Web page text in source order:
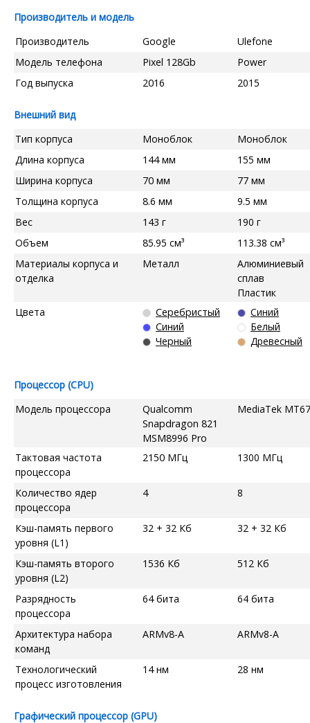
Производитель и модель
Производитель
Google
Ulefone
Модель телефона
Pixel 128Gb
Power
Год выпуска
2016 2015
Внешний вид
Тип корпуса
Моноблок
Моноблок
Длина корпуса
144 мм
155 мм
Ширина корпуса
70 мм
77 мм
Толщина корпуса
8.6 мм
9.5 мм
Вес
143 г
190 г
Объем
85.95 см³
113.38 см³
Материалы корпуса и
отделка
Металл
Алюминиевый
сплав
Пластик
Цвета
Серебристый
Синий
Черный
Синий
Белый
Древесный
Процессор (CPU)
Модель процессора
Qualcomm
Snapdragon 821
MSM8996 Pro
MediaTek
Тактовая частота
процессора
2150 МГц 1300 МГц
Количество ядер
процессора
4 8
Кэш-память первого
уровня (L1)
32 + 32 Кб 32 + 32 Кб
Кэш-память второго
уровня (L2)
1536 Кб 512 Кб
Разрядность
процессора
64 бита 64 бита
Архитектура набора
команд
ARMv8-A ARMv8-A
Технологический
процесс изготовления
14 нм 28 нм
Графический процессор (GPU)